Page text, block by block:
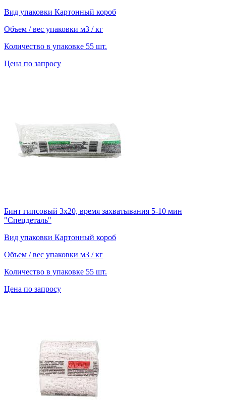
Вид упаковки Картонный короб
Объем / вес упаковки м3 / кг
Количество в упаковке 55 шт.
Цена по запросу
Бинт гипсовый 3х20, время захватывания 5-10 мин
"Спецдеталь"
Вид упаковки Картонный короб
Объем / вес упаковки м3 / кг
Количество в упаковке 55 шт.
Цена по запросу